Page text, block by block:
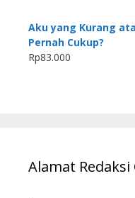
Aku yang Kurang
Pernah Cukup?
Rp83.000
Alamat Redaksi